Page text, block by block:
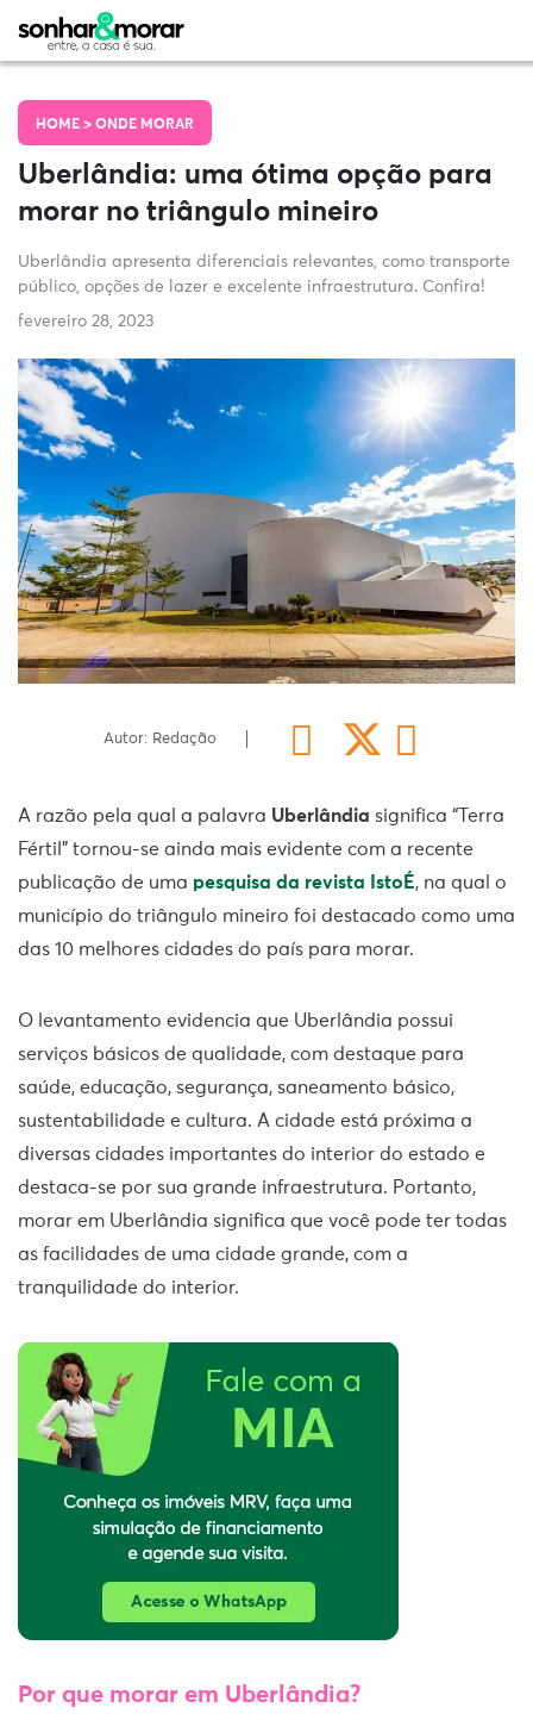
HOME > ONDE MORAR
Uberlândia: uma ótima opção para
morar no triângulo mineiro
Uberlândia apresenta diferenciais relevantes, como transporte
público, opções de lazer e excelente infraestrutura. Confira!
fevereiro 28, 2023
Autor: Redação
A razão pela qual a palavra Uberlândia significa “Terra
Fértil” tornou-se ainda mais evidente com a recente
publicação de uma pesquisa da revista IstoÉ, na qual o
município do triângulo mineiro foi destacado como uma
das 10 melhores cidades do país para morar.
O levantamento evidencia que Uberlândia possui
serviços básicos de qualidade, com destaque para
saúde, educação, segurança, saneamento básico,
sustentabilidade e cultura. A cidade está próxima a
diversas cidades importantes do interior do estado e
destaca-se por sua grande infraestrutura. Portanto,
morar em Uberlândia significa que você pode ter todas
as facilidades de uma cidade grande, com a
tranquilidade do interior.
Por que morar em Uberlândia?